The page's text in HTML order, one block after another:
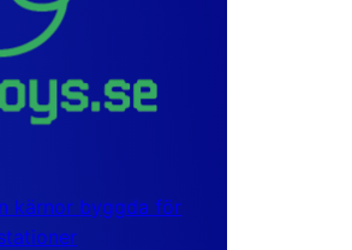
kärnor byggda för